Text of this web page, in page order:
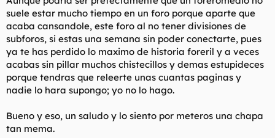
suele estar mucho tiempo en un foro porque aparte que
acaba cansandole, este foro al no tener divisiones de
subforos, si estas una semana sin poder conectarte, pues
ya te has perdido lo maximo de historia foreril y a veces
acabas sin pillar muchos chistecillos y demas estupideces
porque tendras que releerte unas cuantas paginas y
nadie lo hara supongo; yo no lo hago.
Bueno y eso, un saludo y lo siento por meteros una chapa
tan mema.